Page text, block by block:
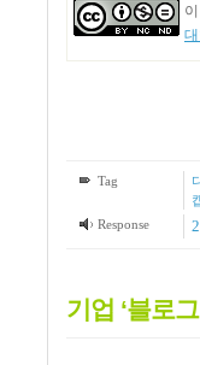
Tag
Response
2
기업 ‘블로